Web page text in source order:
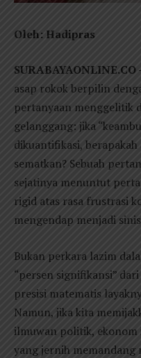
Oleh: Hadipras
SURABAYAONLINE.CO
asap rokok berpilin
pertanyaan menggelitik
gelanggang: jika
dikuantifikasi,
sematkan? Sebuah
sejatinya menuntut
rigid atas rasa frustrasi
mengendap menjadi
Bukan perkara lazim
“persen signifikansi”
presisi matematis
Namun, jika kita
ilmuwan politik,
yang jernih